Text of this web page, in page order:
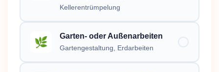
Kellerentrümpelung
🌿 Garten- oder Außenarbeiten
Gartengestaltung, Erdarbeiten